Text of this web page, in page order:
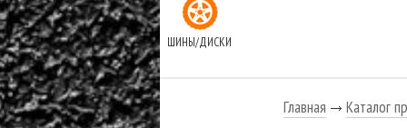
ШИНЫ/ДИСКИ
Главная Каталог